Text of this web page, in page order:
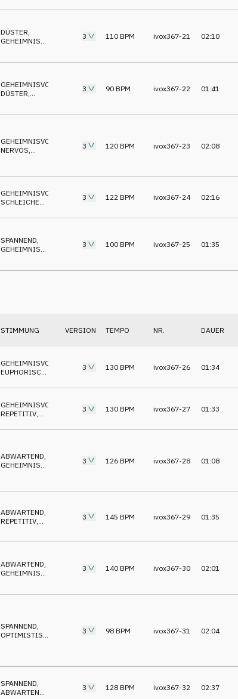
DÜSTER
GEHEIMNISVOLL
3 110 BPM ivox367-21 02:10
GEHEIMNISVOLL
DÜSTER
3 90 BPM ivox367-22 01:41
GEHEIMNISVOLL
NERVÖS,
3 120 BPM ivox367-23 02:08
GEHEIMNISVOLL
SCHLEICHEND
3 122 BPM ivox367-24 02:16
SPANNEND
GEHEIMNISVOLL
3 100 BPM ivox367-25 01:35
STIMMUNG VERSION TEMPO NR. DAUER
GEHEIMNISVOLL
EUPHORISCH
3 130 BPM ivox367-26 01:34
GEHEIMNISVOLL
REPETITIV
3 130 BPM ivox367-27 01:33
ABWARTEND,
GEHEIMNISVOLL
3 126 BPM ivox367-28 01:08
ABWARTEND,
REPETITIV,
3 145 BPM ivox367-29 01:35
ABWARTEND
GEHEIMNISVOLL
3 140 BPM ivox367-30 02:01
SPANNEND,
OPTIMISTISCH
3 98 BPM ivox367-31 02:04
SPANNEND
ABWARTEND
3 128 BPM ivox367-32 02:37